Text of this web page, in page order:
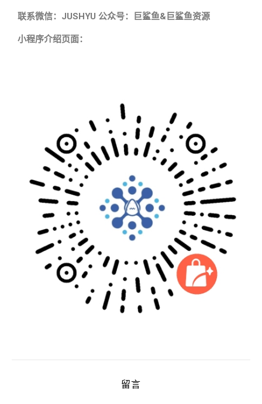
联系微信：JUSHYU 公众号：巨鲨鱼&巨鲨鱼资源
小程序介绍页面：
留言